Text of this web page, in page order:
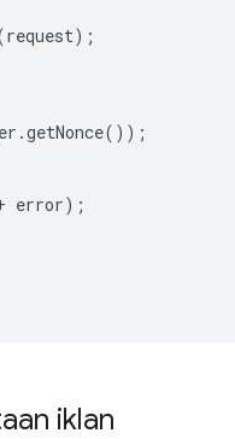
request);
.getNonce());
error);
iklan